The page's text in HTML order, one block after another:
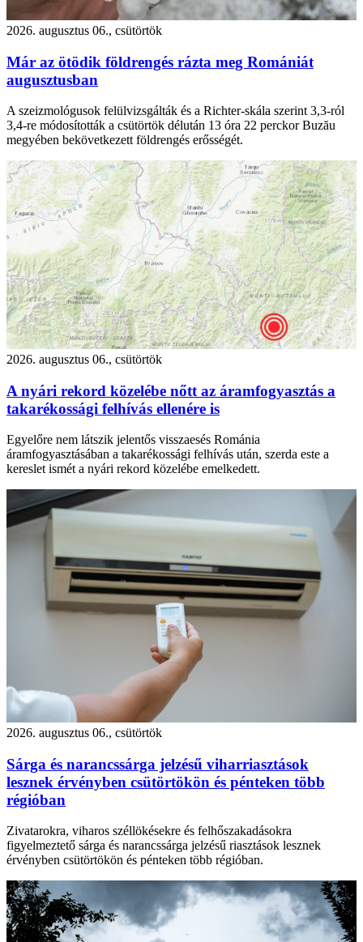
2026. augusztus 06., csütörtök
Már az ötödik földrengés rázta meg Romániát
augusztusban
A szeizmológusok felülvizsgálták és a Richter-skála szerint 3,3-ról
3,4-re módosították a csütörtök délután 13 óra 22 perckor Buzău
megyében bekövetkezett földrengés erősségét.
2026. augusztus 06., csütörtök
A nyári rekord közelébe nőtt az áramfogyasztás a
takarékossági felhívás ellenére is
Egyelőre nem látszik jelentős visszaesés Románia
áramfogyasztásában a takarékossági felhívás után, szerda este a
kereslet ismét a nyári rekord közelébe emelkedett.
2026. augusztus 06., csütörtök
Sárga és narancssárga jelzésű viharriasztások
lesznek érvényben csütörtökön és pénteken több
régióban
Zivatarokra, viharos széllökésekre és felhőszakadásokra
figyelmeztető sárga és narancssárga jelzésű riasztások lesznek
érvényben csütörtökön és pénteken több régióban.